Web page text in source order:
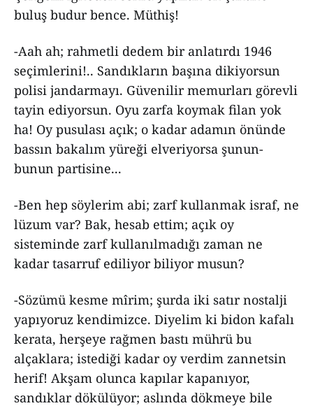
buluş budur bence. Müthiş!
-Aah ah; rahmetli dedem bir anlatırdı 1946
seçimlerini!.. Sandıkların başına dikiyorsun
polisi jandarmayı. Güvenilir memurları görevli
tayin ediyorsun. Oyu zarfa koymak filan yok
ha! Oy pusulası açık; o kadar adamın önünde
bassın bakalım yüreği elveriyorsa şunun-
bunun partisine...
-Ben hep söylerim abi; zarf kullanmak israf, ne
lüzum var? Bak, hesab ettim; açık oy
sisteminde zarf kullanılmadığı zaman ne
kadar tasarruf ediliyor biliyor musun?
-Sözümü kesme mîrim; şurda iki satır nostalji
yapıyoruz kendimizce. Diyelim ki bidon kafalı
kerata, herşeye rağmen bastı mührü bu
alçaklara; istediği kadar oy verdim zannetsin
herif! Akşam olunca kapılar kapanıyor,
sandıklar dökülüyor; aslında dökmeye bile